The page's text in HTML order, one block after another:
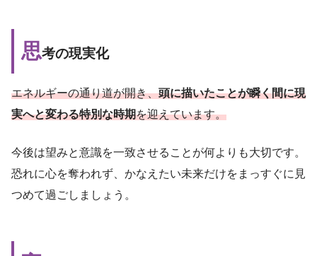
思考の現実化
エネルギーの通り道が開き、頭に描いたことが瞬く間に現
実へと変わる特別な時期を迎えています。
今後は望みと意識を一致させることが何よりも大切です。
恐れに心を奪われず、かなえたい未来だけをまっすぐに見
つめて過ごしましょう。